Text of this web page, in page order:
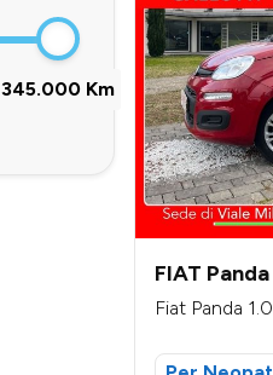
345.000 Km
FIAT Panda
Fiat Panda